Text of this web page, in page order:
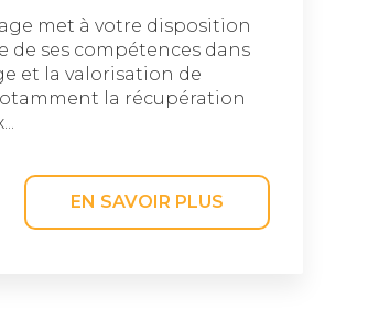
met à votre disposition
de ses compétences dans
et la valorisation de
la récupération
EN SAVOIR PLUS